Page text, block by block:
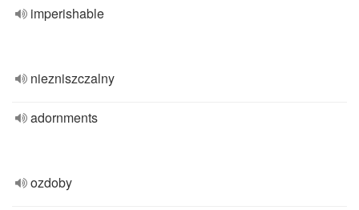
imperishable
niezniszczalny
adornments
ozdoby